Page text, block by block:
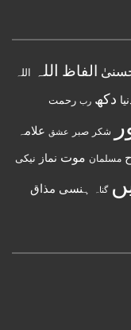
الفاظ اللہ اللہ
دکھ رب رحمت
شکر صبر عشق علامہ
مسلمان موت نماز نیکی
گناہ ہنسی مذاق